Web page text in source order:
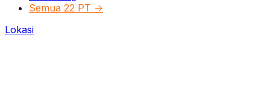
Semua 22 PT →
Lokasi